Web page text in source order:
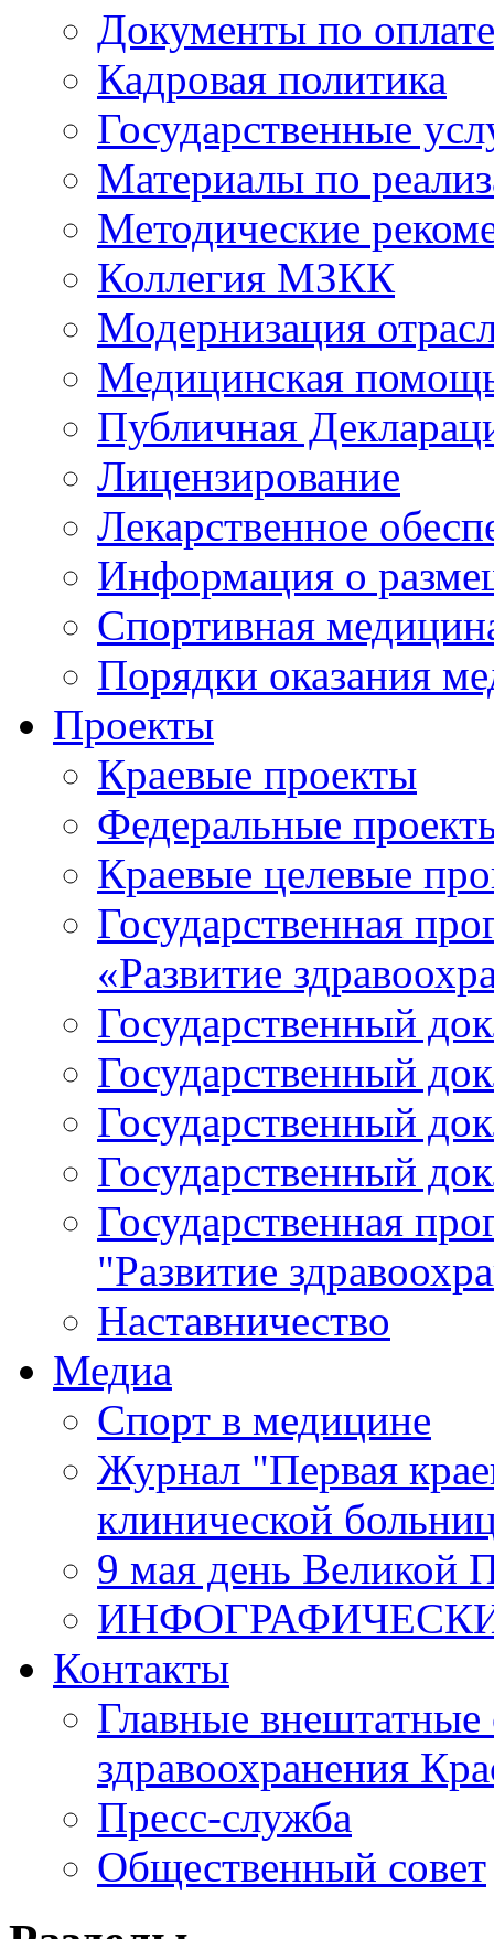
Документы по
Кадровая политика
Государственные
Материалы по
Методические
Коллегия МЗКК
Модернизация
Медицинская
Публичная
Лицензирование
Лекарственное
Информация о
Спортивная
Порядки оказания
Проекты
Краевые проекты
Федеральные
Краевые целевые
Государственная
«Развитие
Государственный
Государственный
Государственный
Государственный
Государственная
"Развитие
Наставничество
Медиа
Спорт в медицине
Журнал "Первая
клинической
9 мая день Великой
Контакты
Главные внештатные
здравоохранения
Пресс-служба
Общественный совет